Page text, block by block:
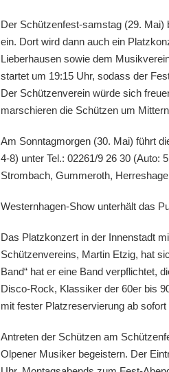
Der Schützenfest-samstag (29. Mai)
ein. Dort wird dann auch ein
Lieberhausen sowie dem
startet um 19:15 Uhr, sodass der
Der Schützenverein würde sich
marschieren die Schützen um
Am Sonntagmorgen (30. Mai) führt
4-8) unter Tel.: 02261/9 26 30 (Auto:
Strombach, Gummeroth,
Westernhagen-Show unterhält das
Das Platzkonzert in der Innenstadt
Schützenvereins, Martin Etzig, hat
Band“ hat er eine Band verpflichtet,
Disco-Rock, Klassiker der 60er bis
mit fester Platzreservierung ab
Antreten der Schützen am
Olpener Musiker begeistern. Der